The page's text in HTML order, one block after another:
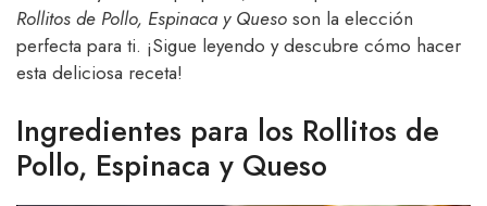
Rollitos de Pollo, Espinaca y Queso son la elección
perfecta para ti. ¡Sigue leyendo y descubre cómo hacer
esta deliciosa receta!
Ingredientes para los Rollitos de
Pollo, Espinaca y Queso